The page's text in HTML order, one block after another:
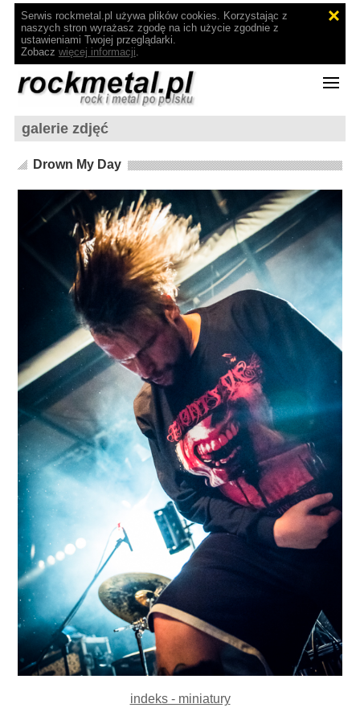
Serwis rockmetal.pl używa plików cookies. Korzystając z
naszych stron wyrażasz zgodę na ich użycie zgodnie z
ustawieniami Twojej przeglądarki.
Zobacz więcej informacji.
galerie zdjęć
Drown My Day
indeks - miniatury